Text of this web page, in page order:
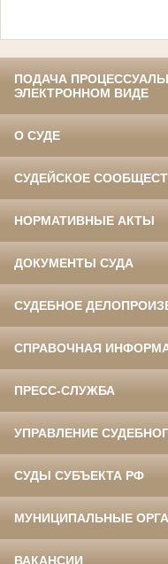
ПОДАЧА
ЭЛЕКТРОННОМ ВИДЕ
О СУДЕ
СУДЕЙСКОЕ
НОРМАТИВНЫЕ АКТЫ
ДОКУМЕНТЫ СУДА
СУДЕБНОЕ
СПРАВОЧНАЯ
ПРЕСС-СЛУЖБА
УПРАВЛЕНИЕ
СУДЫ СУБЪЕКТА РФ
МУНИЦИПАЛЬНЫЕ
ВАКАНСИИ